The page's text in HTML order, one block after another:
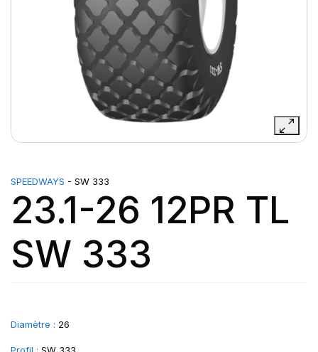
SPEEDWAYS - SW 333
23.1-26 12PR TL
SW 333
Diamètre : 26